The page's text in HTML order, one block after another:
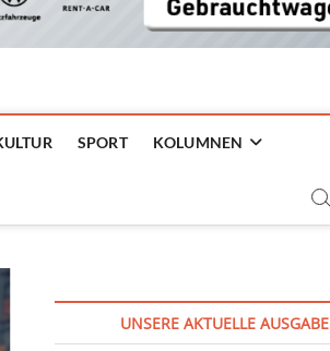
SPORT KOLUMNEN
UNSERE AKTUELLE AUSGABE